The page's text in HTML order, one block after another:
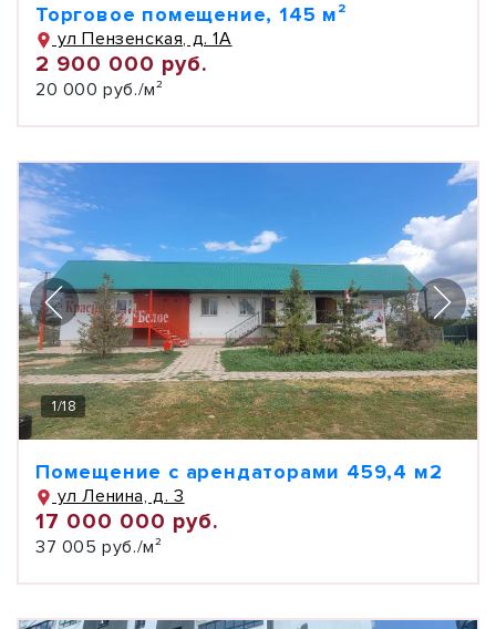
Торговое помещение, 145 м²
ул Пензенская, д. 1А
2 900 000 руб.
20 000 руб./м²
1/18
Помещение с арендаторами 459,4 м2
ул Ленина, д. 3
17 000 000 руб.
37 005 руб./м²